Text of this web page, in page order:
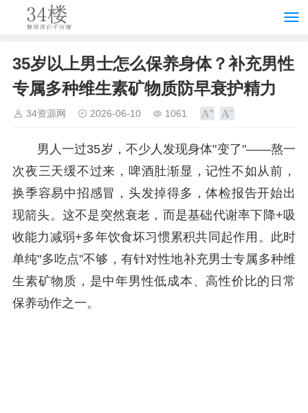
35岁以上男士怎么保养身体？补充男性
专属多种维生素矿物质防早衰护精力
34资源网 2026-06-10 1061
男人一过35岁，不少人发现身体"变了"——熬一
次夜三天缓不过来，啤酒肚渐显，记性不如从前，
换季容易中招感冒，头发掉得多，体检报告开始出
现箭头。这不是突然衰老，而是基础代谢率下降+吸
收能力减弱+多年饮食坏习惯累积共同起作用。此时
单纯"多吃点"不够，有针对性地补充男士专属多种维
生素矿物质，是中年男性低成本、高性价比的日常
保养动作之一。